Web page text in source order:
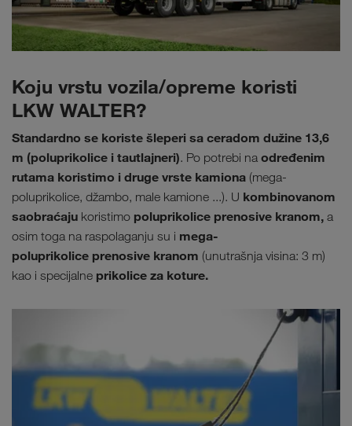
Koju vrstu vozila/opreme koristi
LKW WALTER?
Standardno se koriste šleperi sa ceradom dužine 13,6
m (poluprikolice i tautlajneri). Po potrebi na određenim
rutama koristimo i druge vrste kamiona (mega-
poluprikolice, džambo, male kamione ...). U kombinovanom
saobraćaju koristimo poluprikolice prenosive kranom, a
osim toga na raspolaganju su i mega-
poluprikolice prenosive kranom (unutrašnja visina: 3 m)
kao i specijalne prikolice za koture.